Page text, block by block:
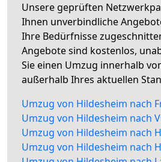
Unsere geprüften
Ihnen unverbindliche
Ihre Bedürfnisse
Angebote sind kostenlos,
Sie einen Umzug innerhalb
außerhalb Ihres aktuellen
Umzug von Hildesheim nach
Umzug von Hildesheim nach
Umzug von Hildesheim nach
Umzug von Hildesheim nach